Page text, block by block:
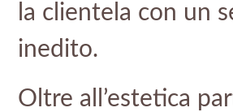
la clientela con un
inedito.
Oltre all’estetica